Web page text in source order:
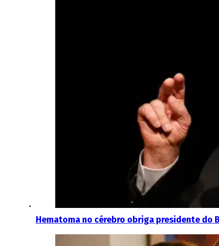
Hematoma no cérebro obriga presidente do